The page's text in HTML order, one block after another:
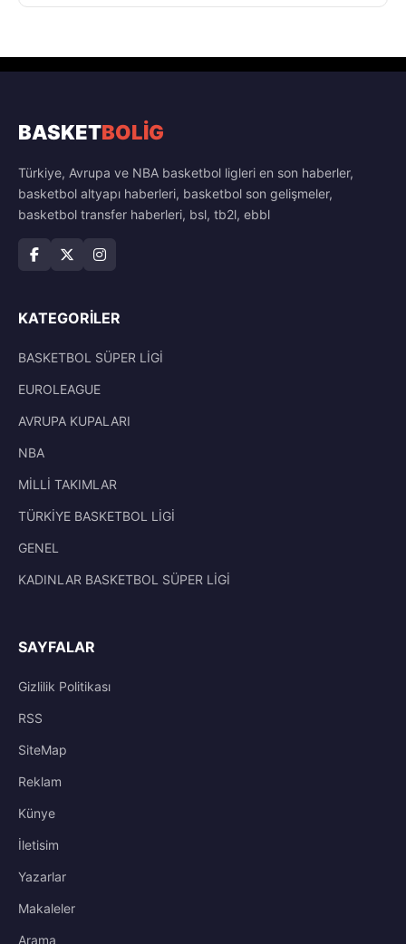
BASKETBOLİG
Türkiye, Avrupa ve NBA basketbol ligleri en son haberler,
basketbol altyapı haberleri, basketbol son gelişmeler,
basketbol transfer haberleri, bsl, tb2l, ebbl
KATEGORILER
BASKETBOL SÜPER LİGİ
EUROLEAGUE
AVRUPA KUPALARI
NBA
MİLLİ TAKIMLAR
TÜRKİYE BASKETBOL LİGİ
GENEL
KADINLAR BASKETBOL SÜPER LİGİ
SAYFALAR
Gizlilik Politikası
RSS
SiteMap
Reklam
Künye
İletisim
Yazarlar
Makaleler
Arama